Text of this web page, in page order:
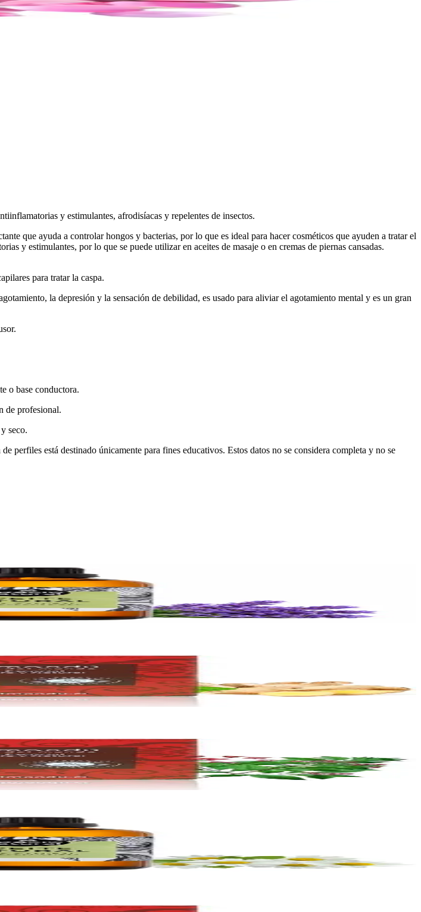
y estimulantes, afrodisíacas y repelentes de insectos.
que ayuda a controlar hongos y bacterias, por lo que es ideal para hacer cosméticos que ayuden a tratar el
y estimulantes, por lo que se puede utilizar en aceites de masaje o en cremas de piernas cansadas.
para tratar la caspa.
la depresión y la sensación de debilidad, es usado para aliviar el agotamiento mental y es un gran
o base conductora.
de profesional.
seco.
perfiles está destinado únicamente para fines educativos. Estos datos no se considera completa y no se